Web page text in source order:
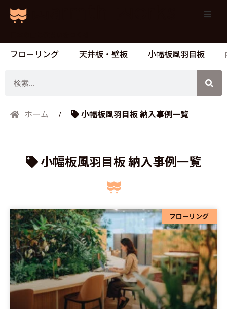
フローリング 天井板・壁板 小幅板風羽目板
ホーム
小幅板風羽目板 納入事例一覧
小幅板風羽目板 納入事例一覧
フローリング
ペ
ー
ジ
ペ
ー
ジ
ペ
ー
ジ